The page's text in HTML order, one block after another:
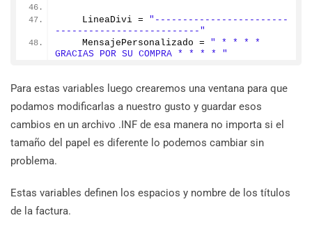
    LineaDivi =
"------------------------
--------------------------"
    MensajePersonalizado =
" * * * *
GRACIAS POR SU COMPRA * * * * "
Para estas variables luego crearemos una ventana para que
podamos modificarlas a nuestro gusto y guardar esos
cambios en un archivo .INF de esa manera no importa si el
tamaño del papel es diferente lo podemos cambiar sin
problema.
Estas variables definen los espacios y nombre de los títulos
de la factura.